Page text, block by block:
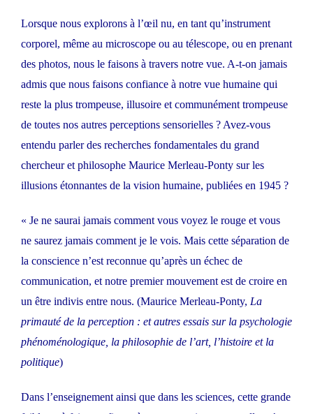
Lorsque nous explorons à l’œil nu, en tant qu’instrument
corporel, même au microscope ou au télescope, ou en prenant
des photos, nous le faisons à travers notre vue. A-t-on jamais
admis que nous faisons confiance à notre vue humaine qui
reste la plus trompeuse, illusoire et communément trompeuse
de toutes nos autres perceptions sensorielles ? Avez-vous
entendu parler des recherches fondamentales du grand
chercheur et philosophe Maurice Merleau-Ponty sur les
illusions étonnantes de la vision humaine, publiées en 1945 ?
« Je ne saurai jamais comment vous voyez le rouge et vous
ne saurez jamais comment je le vois. Mais cette séparation de
la conscience n’est reconnue qu’après un échec de
communication, et notre premier mouvement est de croire en
un être indivis entre nous. (Maurice Merleau-Ponty, La
primauté de la perception : et autres essais sur la psychologie
phénoménologique, la philosophie de l’art, l’histoire et la
politique)
Dans l’enseignement ainsi que dans les sciences, cette grande